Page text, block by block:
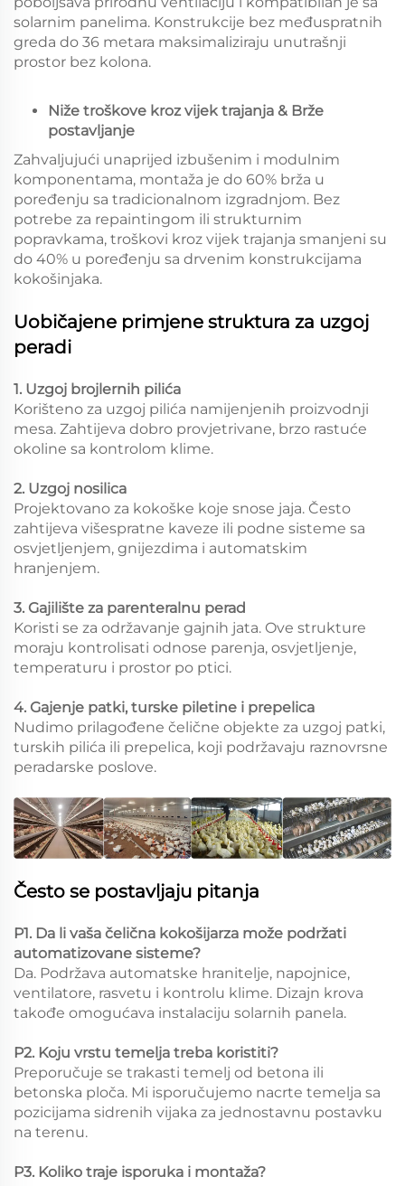
solarnim panelima. Konstrukcije bez međuspratnih
greda do 36 metara maksimaliziraju unutrašnji
prostor bez kolona.
Niže troškove kroz vijek trajanja & Brže
postavljanje
Zahvaljujući unaprijed izbušenim i modulnim
komponentama, montaža je do 60% brža u
poređenju sa tradicionalnom izgradnjom. Bez
potrebe za repaintingom ili strukturnim
popravkama, troškovi kroz vijek trajanja smanjeni su
do 40% u poređenju sa drvenim konstrukcijama
kokošinjaka.
Uobičajene primjene struktura za uzgoj
peradi
1. Uzgoj brojlernih pilića
Korišteno za uzgoj pilića namijenjenih proizvodnji
mesa. Zahtijeva dobro provjetrivane, brzo rastuće
okoline sa kontrolom klime.
2. Uzgoj nosilica
Projektovano za kokoške koje snose jaja. Često
zahtijeva višespratne kaveze ili podne sisteme sa
osvjetljenjem, gnijezdima i automatskim
hranjenjem.
3. Gajilište za parenteralnu perad
Koristi se za održavanje gajnih jata. Ove strukture
moraju kontrolisati odnose parenja, osvjetljenje,
temperaturu i prostor po ptici.
4. Gajenje patki, turske piletine i prepelica
Nudimo prilagođene čelične objekte za uzgoj patki,
turskih pilića ili prepelica, koji podržavaju raznovrsne
peradarske poslove.
Često se postavljaju pitanja
P1. Da li vaša čelična kokošijarza može podržati
automatizovane sisteme?
Da. Podržava automatske hranitelje, napojnice,
ventilatore, rasvetu i kontrolu klime. Dizajn krova
takođe omogućava instalaciju solarnih panela.
P2. Koju vrstu temelja treba koristiti?
Preporučuje se trakasti temelj od betona ili
betonska ploča. Mi isporučujemo nacrte temelja sa
pozicijama sidrenih vijaka za jednostavnu postavku
na terenu.
P3. Koliko traje isporuka i montaža?